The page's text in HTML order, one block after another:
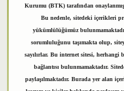
Kurumu (BTK) tarafından
Bu nedenle, sitedeki içerikleri
yükümlülüğümüz
sorumluluğunu taşımakta olup,
sayılırlar. Bu internet sitesi,
bağlantısı bulunmamaktadır.
paylaşılmaktadır. Burada yer alan